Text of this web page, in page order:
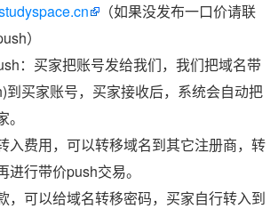
（如果没发布一口价请联
）
：买家把账号发给我们，我们把域名带
到买家账号，买家接收后，系统会自动把
入费用，可以转移域名到其它注册商，转
进行带价push交易。
，可以给域名转移密码，买家自行转入到